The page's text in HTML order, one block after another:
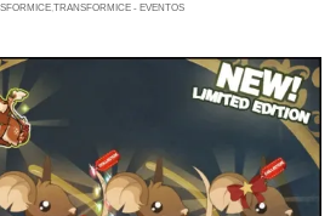
,TRANSFORMICE - EVENTOS